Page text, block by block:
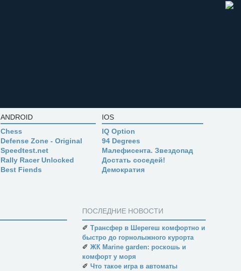
ANDROID
Chess
Defense Zone - Original
Speedtest.net
Rally Racer Unlocked
Best Fiends
IOS
IQ Option
94 Degrees
Малефисента. Звездопад
Достать соседей!
Демократия
ПОСЛЕДНИЕ НОВОСТИ
✐ Трансфер в Шерегеш комфортно и
быстро до горнолыжного курорта
✐ ЖК Marine garden: роскошь и
комфорт у моря
✐ Что такое игра в автоматы